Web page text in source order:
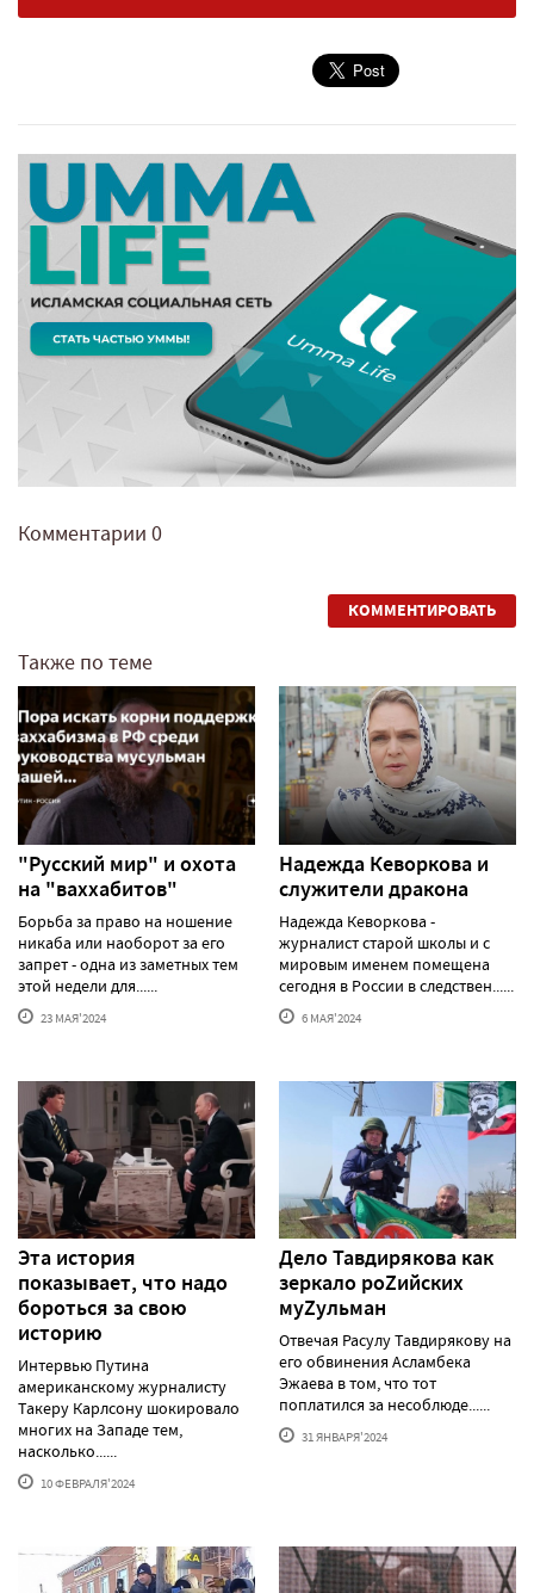
Комментарии 0
КОММЕНТИРОВАТЬ
Также по теме
"Русский мир" и охота
на "ваххабитов"
Борьба за право на ношение
никаба или наоборот за его
запрет - одна из заметных тем
этой недели для......
23 МАЯ'2024
Надежда Кеворкова и
служители дракона
Надежда Кеворкова -
журналист старой школы и с
мировым именем помещена
сегодня в России в следствен......
6 МАЯ'2024
Эта история
показывает, что надо
бороться за свою
историю
Интервью Путина
американскому журналисту
Такеру Карлсону шокировало
многих на Западе тем,
насколько......
10 ФЕВРАЛЯ'2024
Дело Тавдирякова как
зеркало роZийских
муZульман
Отвечая Расулу Тавдирякову на
его обвинения Асламбека
Эжаева в том, что тот
поплатился за несоблюде......
31 ЯНВАРЯ'2024